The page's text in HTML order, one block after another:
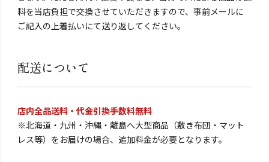
料を当店負担で交換させていただきますので、事前メールに
ご記入の上着払いにて送り返してください。
配送について
店内全品送料・代金引換手数料無料
※北海道・九州・沖縄・離島へ大型商品（敷き布団・マット
レス等）をお届けの場合、追加料金が必要となります。